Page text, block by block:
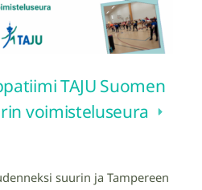
TAJU Suomen
voimisteluseura
suurin ja Tampereen